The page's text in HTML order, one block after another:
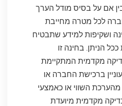
אם על בסיס מודל הערך
לכל מטרה מחייבת
ושקיפות למידע שתבטיח
הניתן. בחינה זו
מקדמית המתקיימת
ברכישת החברה או
השווי או כאמצעי
מקדמית מיועדת